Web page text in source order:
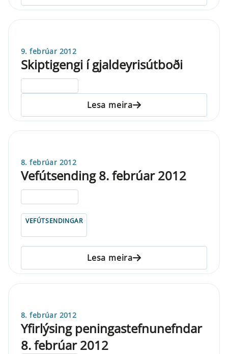
9. febrúar 2012
Skiptigengi í gjaldeyrisútboði
Lesa meira
8. febrúar 2012
Vefútsending 8. febrúar 2012
VEFÚTSENDINGAR
Lesa meira
8. febrúar 2012
Yfirlýsing peningastefnunefndar
8. febrúar 2012